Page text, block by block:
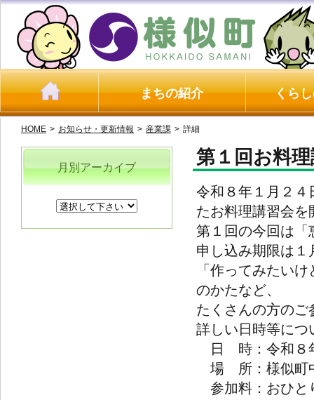
まちの紹介 くら
HOME > お知らせ・更新情報 > 産業課 > 詳細
第１回お料
令和８年１月２４
たお料理講習会を
第１回の今回は「
申し込み期限は１
「作ってみたい
のかたなど、
たくさんの方の
詳しい日時等につ
日 時：令和８
場 所：様似町
参加料：おひと
月別アーカイブ